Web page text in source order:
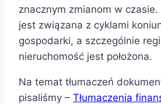
znacznym zmianom w
jest związana z cyklami
gospodarki, a szczególnie
nieruchomość jest położona.
Na temat tłumaczeń
pisaliśmy – Tłumaczenia